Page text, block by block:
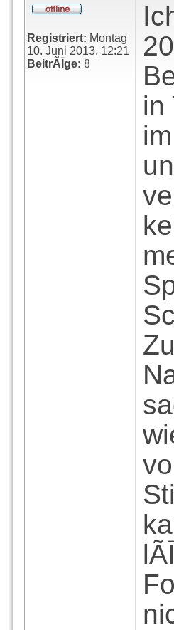
Registriert: Montag
10. Juni 2013, 12:21
BeitrÃĪge: 8
in